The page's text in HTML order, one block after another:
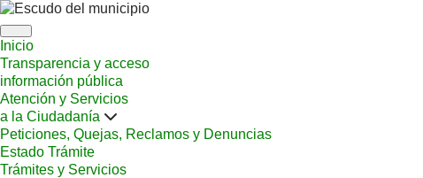
Inicio
Transparencia y acceso
información pública
Atención y Servicios
a la Ciudadanía
Peticiones, Quejas, Reclamos y Denuncias
Estado Trámite
Trámites y Servicios